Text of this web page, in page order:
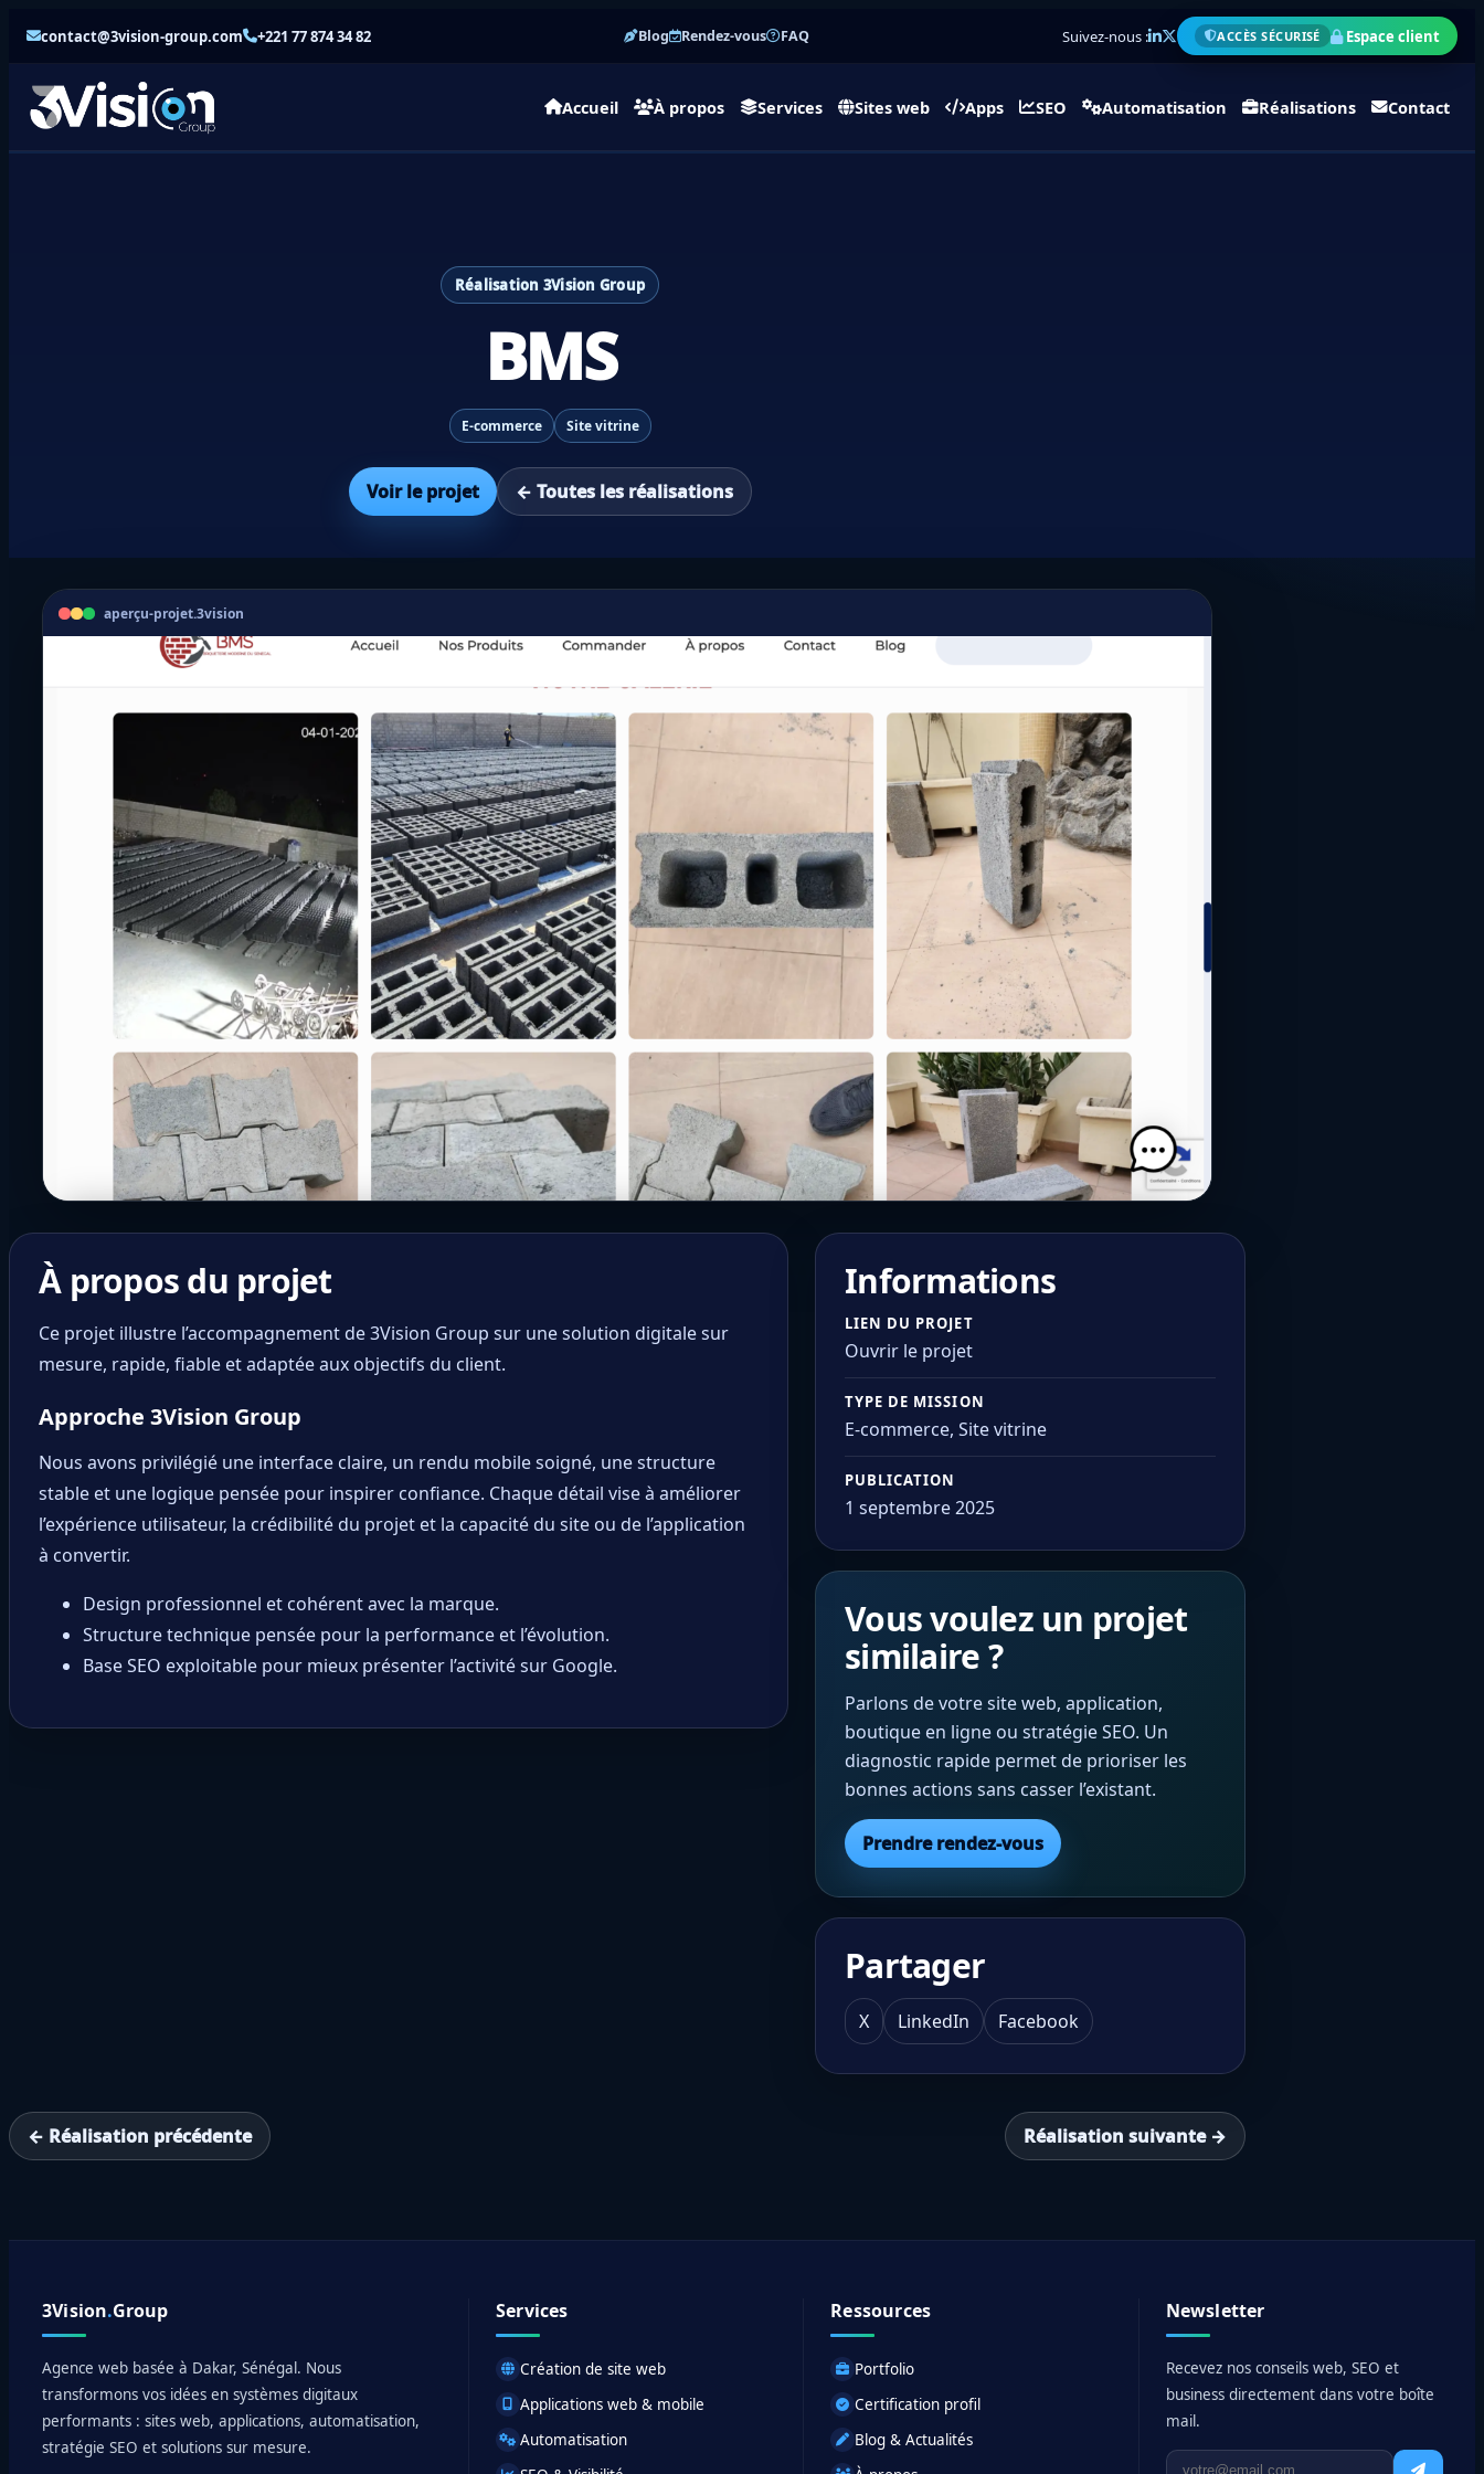
contact@3vision-group.com +221 77 874 34 82 Blog Rendez-vous FAQ Suivez-nous : ACCÈS SÉCURISÉ Espace client
Accueil À propos Services Sites web Apps SEO Automatisation Réalisations Contact
Réalisation 3Vision Group
BMS
E-commerce Site vitrine
Voir le projet ← Toutes les réalisations
aperçu-projet.3vision
À propos du projet
Ce projet illustre l’accompagnement de 3Vision Group sur une solution digitale sur
mesure, rapide, fiable et adaptée aux objectifs du client.
Approche 3Vision Group
Nous avons privilégié une interface claire, un rendu mobile soigné, une structure
stable et une logique pensée pour inspirer confiance. Chaque détail vise à améliorer
l’expérience utilisateur, la crédibilité du projet et la capacité du site ou de l’application
à convertir.
Design professionnel et cohérent avec la marque.
Structure technique pensée pour la performance et l’évolution.
Base SEO exploitable pour mieux présenter l’activité sur Google.
Informations
LIEN DU PROJET
Ouvrir le projet
TYPE DE MISSION
E-commerce, Site vitrine
PUBLICATION
1 septembre 2025
Vous voulez un projet
similaire ?
Parlons de votre site web, application,
boutique en ligne ou stratégie SEO. Un
diagnostic rapide permet de prioriser les
bonnes actions sans casser l’existant.
Prendre rendez-vous
Partager
X LinkedIn Facebook
← Réalisation précédente Réalisation suivante →
3Vision.Group
Agence web basée à Dakar, Sénégal. Nous
transformons vos idées en systèmes digitaux
performants : sites web, applications, automatisation,
stratégie SEO et solutions sur mesure.
Services
Création de site web
Applications web & mobile
Automatisation
Ressources
Portfolio
Certification profil
Blog & Actualités
Newsletter
Recevez nos conseils web, SEO et
business directement dans votre boîte
mail.